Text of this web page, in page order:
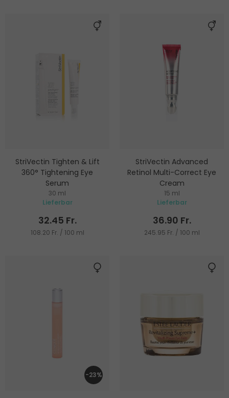
StriVectin Tighten & Lift
360° Tightening Eye
Serum
Augenserum
30 ml
Lieferbar
32.45 Fr.
108.20 Fr. / 100 ml
StriVectin Advanced
Retinol Multi-Correct Eye
Cream
Augencreme
15 ml
Lieferbar
36.90 Fr.
245.95 Fr. / 100 ml
-23%